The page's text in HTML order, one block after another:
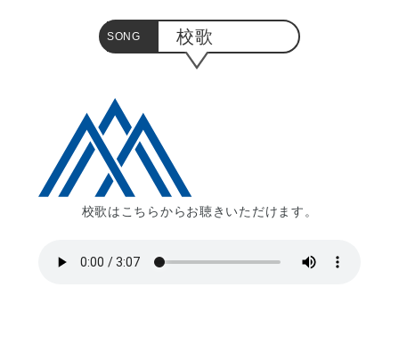
SONG 校歌
校歌はこちらからお聴きいただけます。